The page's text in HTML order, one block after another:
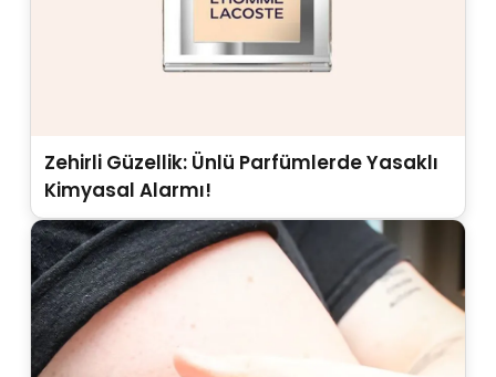
Zehirli Güzellik: Ünlü Parfümlerde Yasaklı
Kimyasal Alarmı!